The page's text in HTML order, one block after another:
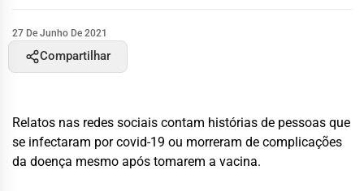
27 De Junho De 2021
Compartilhar
Relatos nas redes sociais contam histórias de pessoas que
se infectaram por covid-19 ou morreram de complicações
da doença mesmo após tomarem a vacina.